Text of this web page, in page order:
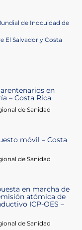
de Inocuidad de
El Salvador y Costa
en
– Costa Rica
de Sanidad
móvil – Costa
de Sanidad
en marcha de
atómica de
ICP-OES –
de Sanidad